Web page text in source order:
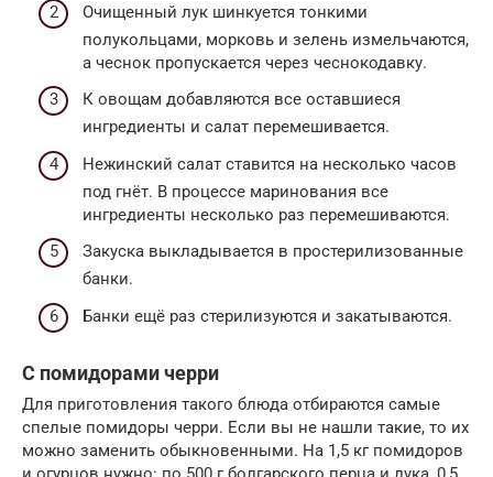
Очищенный лук шинкуется тонкими
полукольцами, морковь и зелень измельчаются,
а чеснок пропускается через чеснокодавку.
К овощам добавляются все оставшиеся
ингредиенты и салат перемешивается.
Нежинский салат ставится на несколько часов
под гнёт. В процессе маринования все
ингредиенты несколько раз перемешиваются.
Закуска выкладывается в простерилизованные
банки.
Банки ещё раз стерилизуются и закатываются.
С помидорами черри
Для приготовления такого блюда отбираются самые
спелые помидоры черри. Если вы не нашли такие, то их
можно заменить обыкновенными. На 1,5 кг помидоров